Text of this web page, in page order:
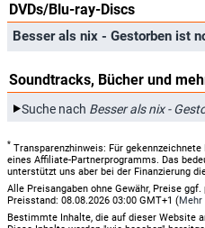
DVDs/Blu-ray-Discs
Besser als nix - Gestorben ist
Soundtracks, Bücher und
Suche nach Besser als nix -
* Transparenzhinweis: Für
eines Affiliate-Partnerprogramms. Das
unterstützt uns aber bei der Finanzierung
Alle Preisangaben ohne Gewähr, Preise
Preisstand: 08.08.2026 03:00 GMT+1 (Mehr
Bestimmte Inhalte, die auf dieser Website